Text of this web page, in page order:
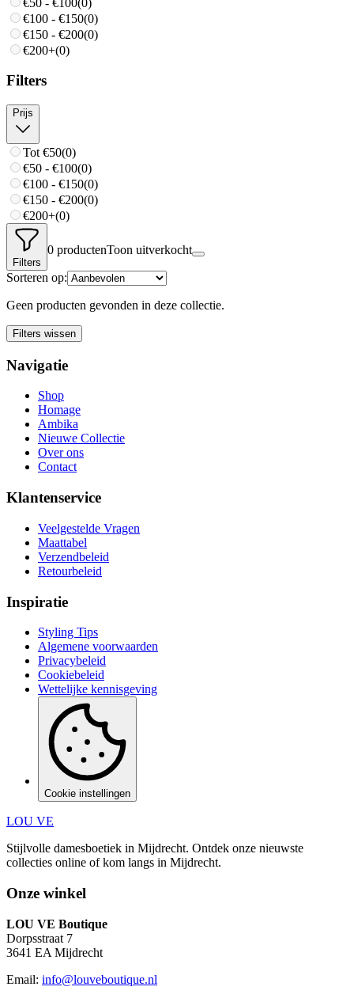
€100 - €150(0)
€150 - €200(0)
€200+(0)
Filters
Prijs
Tot €50(0)
€50 - €100(0)
€100 - €150(0)
€150 - €200(0)
€200+(0)
Filters
0 productenToon uitverkocht
Sorteren op:
Geen producten gevonden in deze collectie.
Filters wissen
Navigatie
Shop
Homage
Ambika
Nieuwe Collectie
Over ons
Contact
Klantenservice
Veelgestelde Vragen
Maattabel
Verzendbeleid
Retourbeleid
Inspiratie
Styling Tips
Algemene voorwaarden
Privacybeleid
Cookiebeleid
Wettelijke kennisgeving
Cookie instellingen
LOU VE
Stijlvolle damesboetiek in Mijdrecht. Ontdek onze nieuwste
collecties online of kom langs in Mijdrecht.
Onze winkel
LOU VE Boutique
Dorpsstraat 7
3641 EA Mijdrecht
Email: info@louveboutique.nl